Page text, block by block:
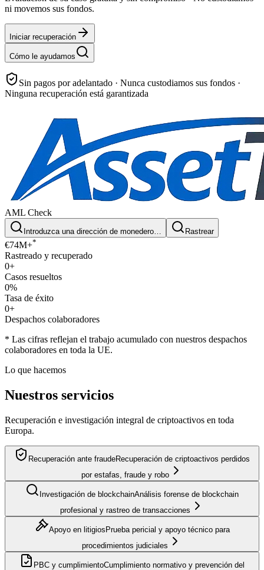
ni movemos sus fondos.
Iniciar recuperación
Cómo le ayudamos
Sin pagos por adelantado · Nunca custodiamos sus fondos ·
Ninguna recuperación está garantizada
AML Check
Introduzca una dirección de monedero… Rastrear
€74M+*
Rastreado y recuperado
0+
Casos resueltos
0%
Tasa de éxito
0+
Despachos colaboradores
* Las cifras reflejan el trabajo acumulado con nuestros despachos
colaboradores en toda la UE.
Lo que hacemos
Nuestros servicios
Recuperación e investigación integral de criptoactivos en toda
Europa.
Recuperación ante fraudeRecuperación de criptoactivos perdidos
por estafas, fraude y robo
Investigación de blockchainAnálisis forense de blockchain
profesional y rastreo de transacciones
Apoyo en litigios Prueba pericial y apoyo técnico para
procedimientos judiciales
PBC y cumplimientoCumplimiento normativo y prevención del